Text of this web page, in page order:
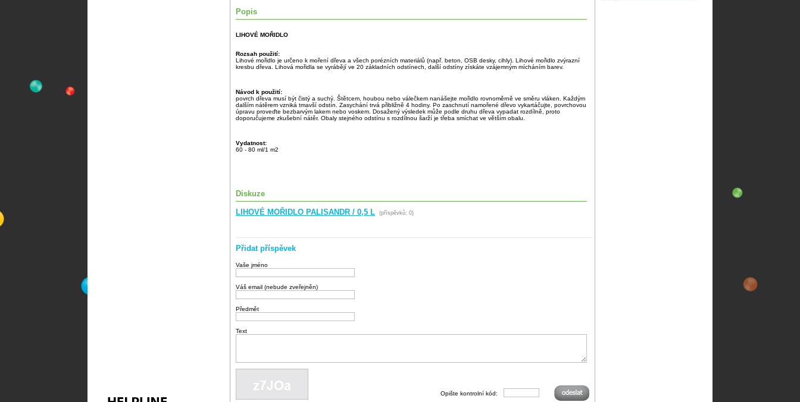
Popis
LIHOVÉ MOŘIDLO
Rozsah použití:
Lihové mořidlo je určeno k moření dřeva a všech porézních materiálů (např. beton, OSB desky, cihly). Lihové mořidlo zvýrazní
kresbu dřeva. Lihová mořidla se vyrábějí ve 20 základních odstínech, další odstíny získáte vzájemným mícháním barev.
Návod k použití:
povrch dřeva musí být čistý a suchý. Štětcem, houbou nebo válečkem nanášejte mořidlo rovnoměrně ve směru vláken. Každým
dalším nátěrem vzniká tmavší odstín. Zasychání trvá přibližně 4 hodiny. Po zaschnutí namořené dřevo vykartáčujte, povrchovou
úpravu proveďte bezbarvým lakem nebo voskem. Dosažený výsledek může podle druhu dřeva vypadat rozdílně, proto
doporučujeme zkušební nátěr. Obaly stejného odstínu s rozdílnou šarží je třeba smíchat ve větším obalu.
Vydatnost:
60 - 80 ml/1 m2
Diskuze
LIHOVÉ MOŘIDLO PALISANDR / 0,5 L (příspěvků: 0)
Přidat příspěvek
Vaše jméno
Váš email (nebude zveřejněn)
Předmět
Text
Opište kontrolní kód: